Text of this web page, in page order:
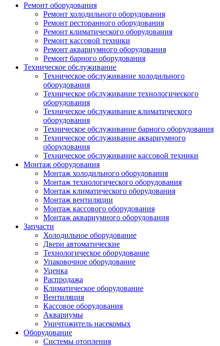
Ремонт оборудования
Ремонт холодильного оборудования
Ремонт ресторанного оборудования
Ремонт климатического оборудования
Ремонт кассовой техники
Ремонт аквариумного оборудования
Ремонт барного оборудования
Техническое обслуживание
Техническое обслуживание холодильного
оборудования
Техническое обслуживание технологического
оборудования
Техническое обслуживание климатического
оборудования
Техническое обслуживание барного оборудования
Техническое обслуживание аквариумного
оборудования
Техническое обслуживание кассовой техники
Монтаж оборудования
Монтаж холодильного оборудования
Монтаж технологического оборудования
Монтаж климатического оборудования
Монтаж вентиляции
Монтаж кассового оборудования
Монтаж аквариумного оборудования
Запчасти
Холодильное оборудование
Двери автоматические
Технологическое оборудование
Упаковочное оборудование
Уценка
Распродажа
Климатическое оборудование
Вентиляция
Кассовое оборудования
Аквариумы
Уничтожитель насекомых
Оборудование
Системы отопления